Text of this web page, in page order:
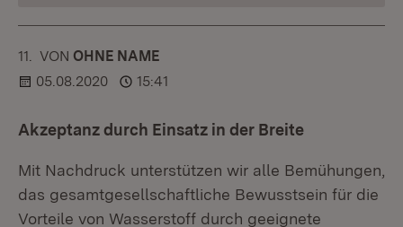
11. KOMMENTAR
VON :OHNE NAME
05.08.2020
15:41
Akzeptanz durch Einsatz in der Breite
Mit Nachdruck unterstützen wir alle Bemühungen,
das gesamtgesellschaftliche Bewusstsein für die
Vorteile von Wasserstoff durch geeignete